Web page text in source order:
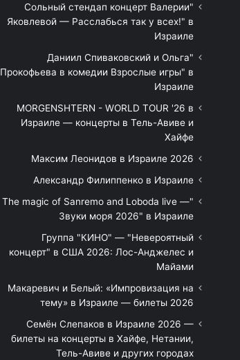
"Сольный стендап концерт Валерии
Яковлевой — Расслабься так у всех!" в
Израиле
"Даниил Спиваковский и Ольга
Прокофьева в комедии Взрослые игры" в
Израиле
MORGENSHTERN - WORLD TOUR '26 в
Израиле — концерты в Тель-Авиве и
Хайфе
Максим Леонидов в Израиле 2026
Александр Филиппенко в Израиле
"The magic of Sanremo and Loboda live —
Звуки моря 2026" в Израиле
Группа "КИНО" — "Невероятный
концерт" в США 2026: Лос-Анджелес и
Майами
Макаревич и Белый: «Импровизация на
тему» в Израиле — билеты 2026
Семён Слепаков в Израиле 2026 —
билеты на концерты в Хайфе, Нетании,
Тель-Авиве и других городах